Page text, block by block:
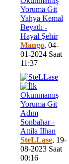
Yahya Kemal
Beyatlı -
Hayal Şehir
Mango, 04-
01-2024 Saat
11:37
Adım
Sonbahar -
Attila İlhan
SteLLase, 19-
08-2023 Saat
00:16